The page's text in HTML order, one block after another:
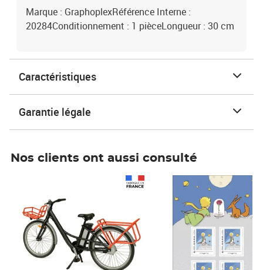
Marque : GraphoplexRéférence Interne :
20284Conditionnement : 1 pièceLongueur : 30 cm
Caractéristiques
Garantie légale
Nos clients ont aussi consulté
Prix 7,50€